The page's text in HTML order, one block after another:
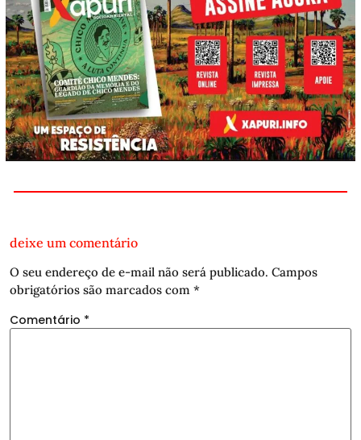
deixe um comentário
O seu endereço de e-mail não será publicado. Campos
obrigatórios são marcados com *
Comentário *